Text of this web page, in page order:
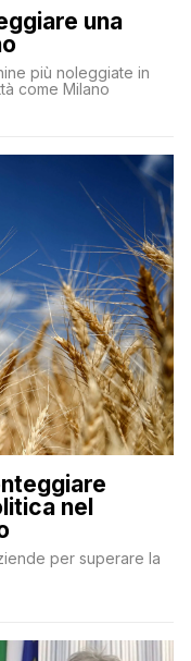
una
più noleggiate in
come Milano
nel
per superare la